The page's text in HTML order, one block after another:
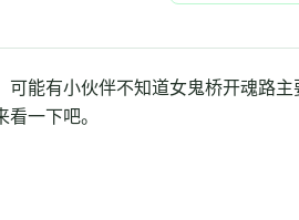
能有小伙伴不知道女鬼桥开魂路主
一下吧。